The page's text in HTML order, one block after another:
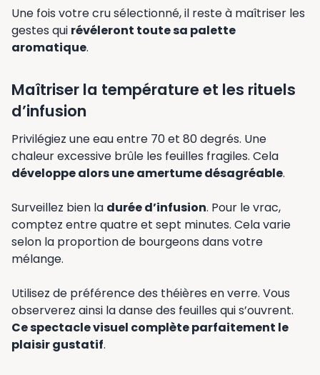
Une fois votre cru sélectionné, il reste à maîtriser les
gestes qui révéleront toute sa palette
aromatique.
Maîtriser la température et les rituels
d’infusion
Privilégiez une eau entre 70 et 80 degrés. Une
chaleur excessive brûle les feuilles fragiles. Cela
développe alors une amertume désagréable.
Surveillez bien la durée d’infusion. Pour le vrac,
comptez entre quatre et sept minutes. Cela varie
selon la proportion de bourgeons dans votre
mélange.
Utilisez de préférence des théières en verre. Vous
observerez ainsi la danse des feuilles qui s’ouvrent.
Ce spectacle visuel complète parfaitement le
plaisir gustatif.